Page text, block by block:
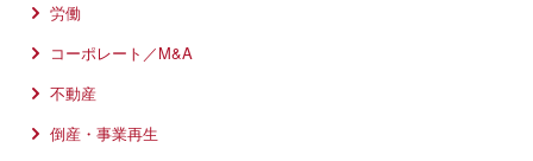
労働
コーポレート／M&A
不動産
倒産・事業再生